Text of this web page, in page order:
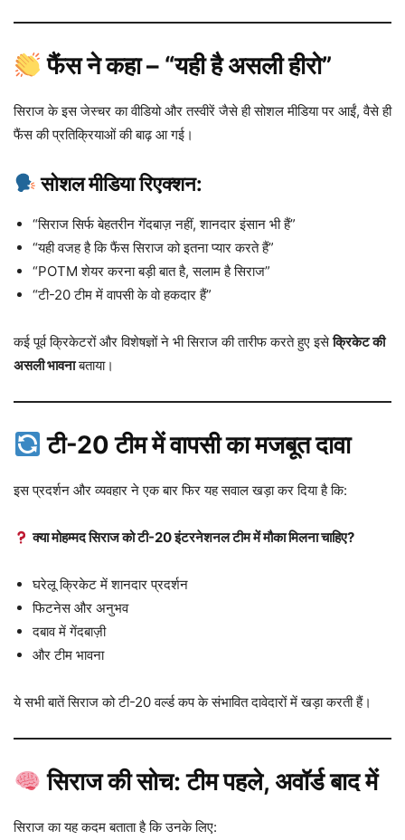
फैंस ने कहा – “यही है असली हीरो”
सिराज के इस जेस्चर का वीडियो और तस्वीरें जैसे ही सोशल मीडिया पर आईं, वैसे ही
फैंस की प्रतिक्रियाओं की बाढ़ आ गई।
सोशल मीडिया रिएक्शन:
“सिराज सिर्फ बेहतरीन गेंदबाज़ नहीं, शानदार इंसान भी हैं”
“यही वजह है कि फैंस सिराज को इतना प्यार करते हैं”
“POTM शेयर करना बड़ी बात है, सलाम है सिराज”
“टी-20 टीम में वापसी के वो हकदार हैं”
कई पूर्व क्रिकेटरों और विशेषज्ञों ने भी सिराज की तारीफ करते हुए इसेक्रिकेट की
असली भावनाबताया।
टी-20 टीम में वापसी का मजबूत दावा
इस प्रदर्शन और व्यवहार ने एक बार फिर यह सवाल खड़ा कर दिया है कि:
क्या मोहम्मद सिराज को टी-20 इंटरनेशनल टीम में मौका मिलना चाहिए?
घरेलू क्रिकेट में शानदार प्रदर्शन
फिटनेस और अनुभव
दबाव में गेंदबाज़ी
और टीम भावना
ये सभी बातें सिराज को टी-20 वर्ल्ड कप के संभावित दावेदारों में खड़ा करती हैं।
सिराज की सोच: टीम पहले, अवॉर्ड बाद में
सिराज का यह कदम बताता है कि उनके लिए: